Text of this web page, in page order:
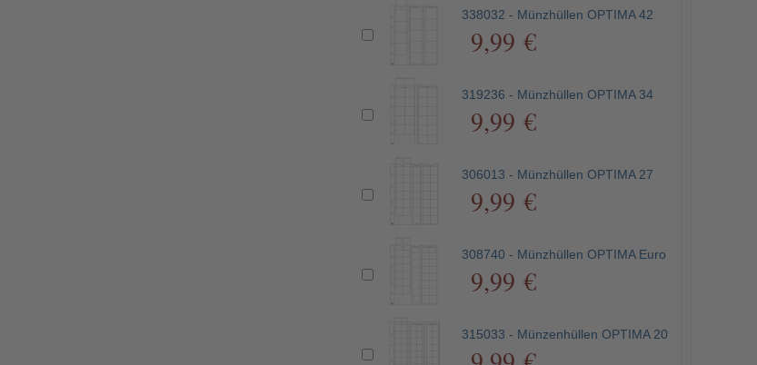
338032 - Münzhüllen OPTIMA 42
9,99 €
319236 - Münzhüllen OPTIMA 34
9,99 €
306013 - Münzhüllen OPTIMA 27
9,99 €
308740 - Münzhüllen OPTIMA Euro
9,99 €
315033 - Münzenhüllen OPTIMA 20